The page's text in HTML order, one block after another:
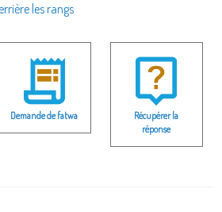
les rangs
Demande de fatwa
Récupérer la
réponse